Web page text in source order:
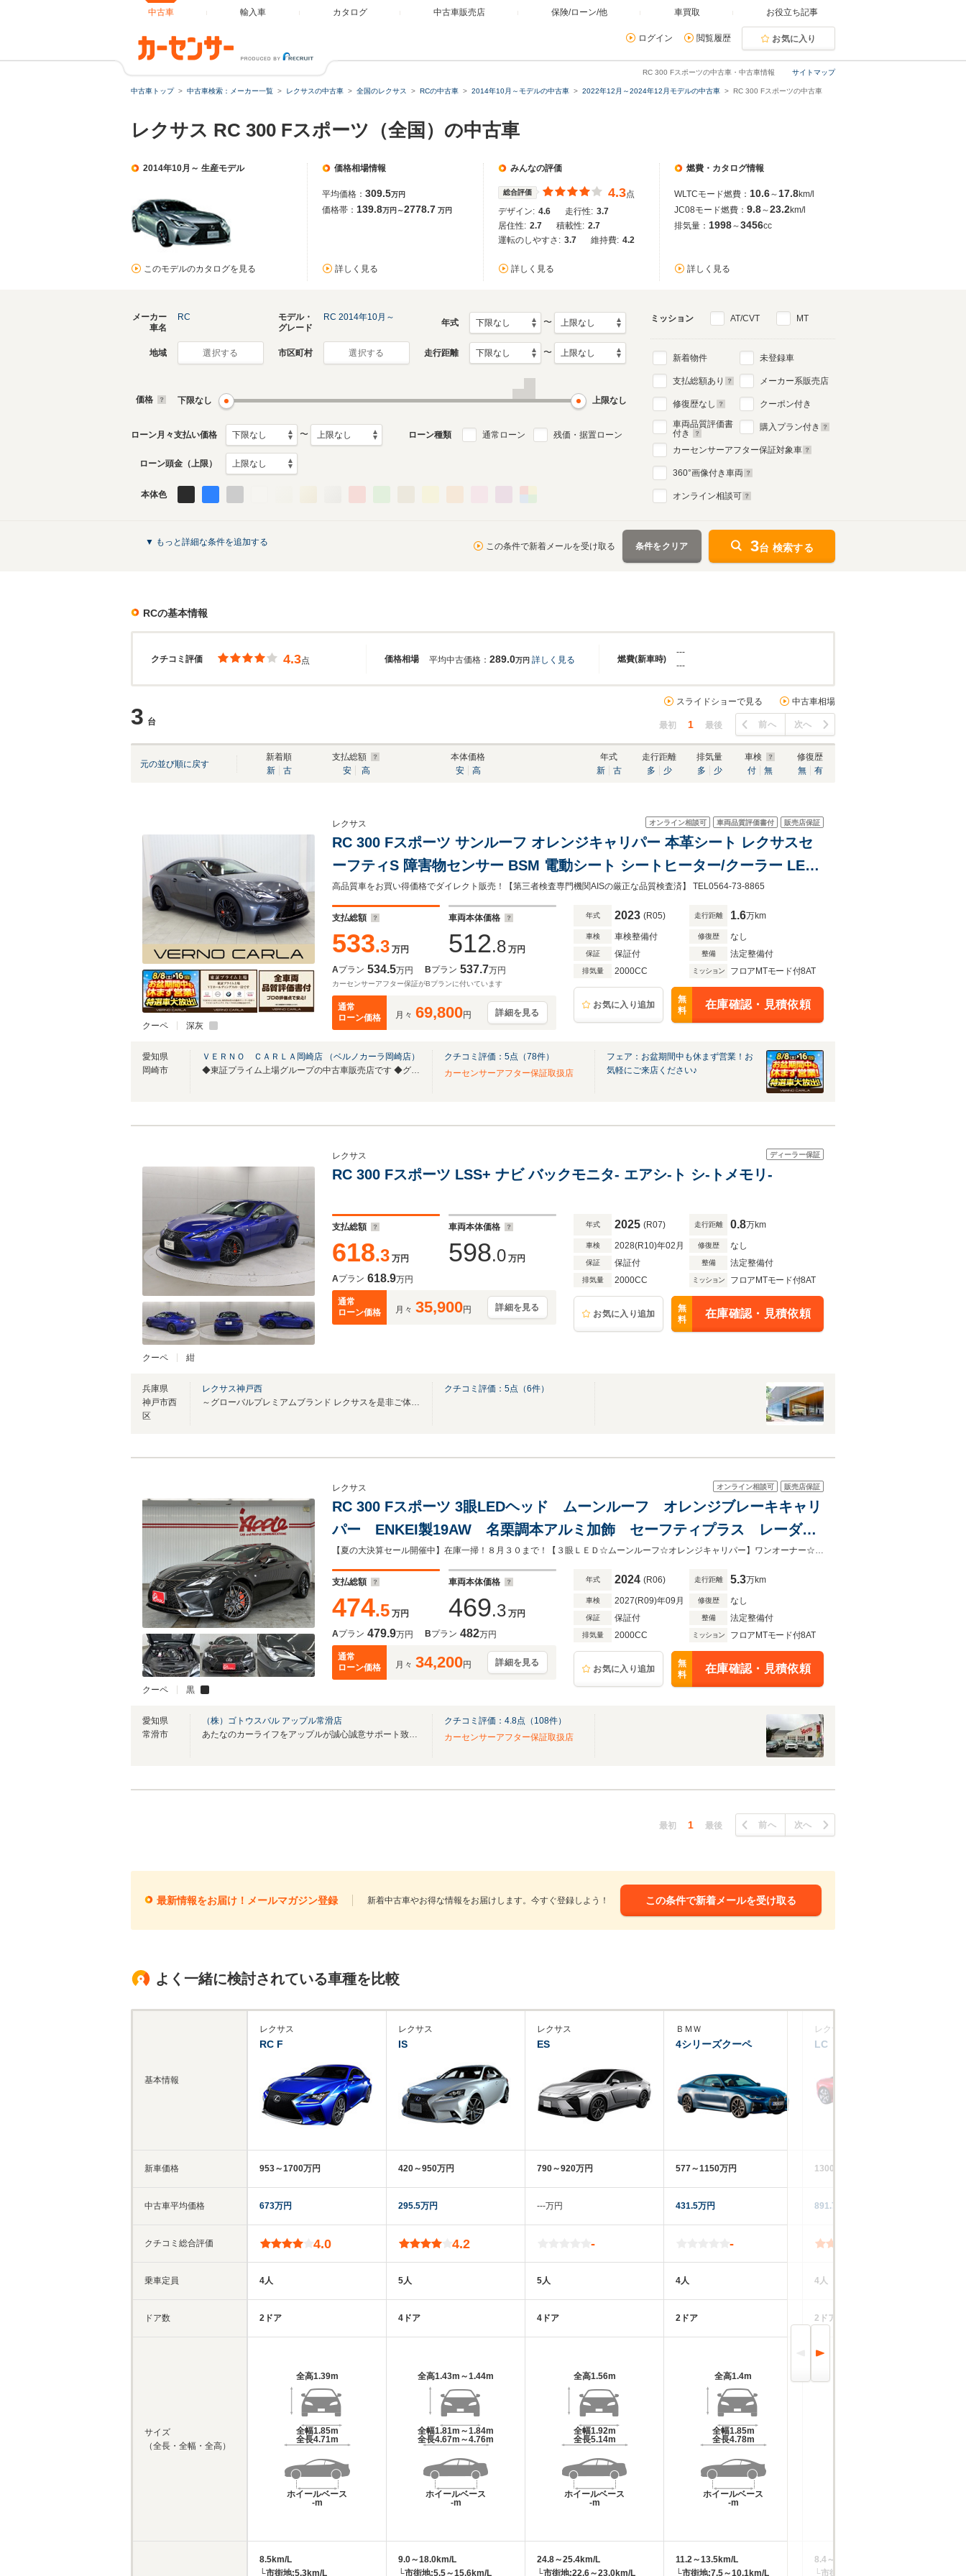
中古車 輸入車 カタログ 中古車販売店 保険/ローン/他 車買取 お役立ち記事
ログイン 閲覧履歴 お気に入り
サイトマップ
RC 300 Fスポーツの中古車・中古車情報
中古車トップ 中古車検索：メーカー一覧 レクサスの中古車 全国のレクサス RCの中古車 2014年10月～モデルの中古車 2022年12月～2024年12月モデルの中古車 RC 300 Fスポーツの中古車
レクサス RC 300 Fスポーツ（全国）の中古車
2014年10月～ 生産モデル
このモデルのカタログを見る
価格相場情報
平均価格： 309.5万円
価格帯： 139.8万円～2778.7 万円
詳しく見る
みんなの評価
総合評価 4.3点
デザイン: 4.6 走行性: 3.7
居住性: 2.7 積載性: 2.7
運転のしやすさ: 3.7 維持費: 4.2
詳しく見る
燃費・カタログ情報
WLTCモード燃費： 10.6～ 17.8km/l
JC08モード燃費： 9.8～23.2km/l
排気量： 1998～3456cc
詳しく見る
メーカー
車名
RC
モデル・
グレード
RC 2014年10月～
年式 〜
地域 選択する 市区町村 選択する 走行距離 〜
価格 下限なし 上限なし
ローン月々支払い価格 〜 ローン種類 通常ローン 残価・据置ローン
ローン頭金（上限）
本体色
ミッション AT/CVT MT
新着物件
支払総額あり
修復歴なし
車両品質評価書
付き
未登録車
メーカー系販売店
クーポン付き
購入プラン付き
カーセンサーアフター保証対象車
360°画像付き車両
オンライン相談可
▼ もっと詳細な条件を追加する この条件で新着メールを受け取る 条件をクリア 3台 検索する
RCの基本情報
クチコミ評価 価格相場 燃費(新車時)
4.3点 平均中古価格： 289.0万円 詳しく見る
---
---
3 台
スライドショーで見る 中古車相場
最初 1 最後 前へ 次へ
元の並び順に戻す
新着順
新
古
支払総額
安
高
本体価格
安
高
年式
新
古
走行距離
多
少
排気量
多
少
車検
付
無
修復歴
無
有
クーペ 深灰
オンライン相談可 車両品質評価書付 販売店保証
レクサス
RC 300 Fスポーツ サンルーフ オレンジキャリパー 本革シート レクサスセ
ーフティS 障害物センサー BSM 電動シート シートヒーター/クーラー LED
ライト スマートキー 純正AW 純正ナビ Bカメラ フルセグTV DVD
Bluetooth ETC ドラレコ
高品質車をお買い得価格でダイレクト販売！【第三者検査専門機関AISの厳正な品質検査済】 TEL0564-73-8865
支払総額
533.3 万円
車両本体価格
512.8 万円
Aプラン 534.5万円 Bプラン 537.7万円
カーセンサーアフター保証がBプランに付いています
通常
ローン価格
月々 69,800円 詳細を見る
年式 2023 (R05) 走行距離 1.6万km
車検 車検整備付 修復歴 なし
保証 保証付 整備 法定整備付
排気量 2000CC ミッション フロアMTモード付8AT
お気に入り追加
無
料
在庫確認・見積依頼
愛知県
岡崎市
ＶＥＲＮＯ ＣＡＲＬＡ岡崎店 （ベルノカーラ岡崎店）
◆東証プライム上場グループの中古車販売店です ◆グループ5店舗 総在庫500台！
クチコミ評価： 5点（78件）
カーセンサーアフター保証取扱店
フェア：お盆期間中も休まず営業！お
気軽にご来店ください♪
クーペ 紺
ディーラー保証
レクサス
RC 300 Fスポーツ LSS+ ナビ バックモニタ- エアシ-ト シ-トメモリ-
支払総額
618.3 万円
車両本体価格
598.0 万円
Aプラン 618.9万円
通常
ローン価格
月々 35,900円 詳細を見る
年式 2025 (R07) 走行距離 0.8万km
車検 2028(R10)年02月 修復歴 なし
保証 保証付 整備 法定整備付
排気量 2000CC ミッション フロアMTモード付8AT
お気に入り追加
無
料
在庫確認・見積依頼
兵庫県
神戸市西
区
レクサス神戸西
～グローバルプレミアムブランド レクサスを是非ご体感下さい。～
クチコミ評価： 5点（6件）
クーペ 黒
オンライン相談可 販売店保証
レクサス
RC 300 Fスポーツ 3眼LEDヘッド ムーンルーフ オレンジブレーキキャリ
パー ENKEI製19AW 名栗調本アルミ加飾 セーフティプラス レーダー
クルーズ BSM 純正10.3インチナビ 赤革シート 1オーナー 禁煙車
【夏の大決算セール開催中】在庫一掃！８月３０まで！【３眼ＬＥＤ☆ムーンルーフ☆オレンジキャリパー】ワンオーナー☆禁煙車♪
支払総額
474.5 万円
車両本体価格
469.3 万円
Aプラン 479.9万円 Bプラン 482万円
通常
ローン価格
月々 34,200円 詳細を見る
年式 2024 (R06) 走行距離 5.3万km
車検 2027(R09)年09月 修復歴 なし
保証 保証付 整備 法定整備付
排気量 2000CC ミッション フロアMTモード付8AT
お気に入り追加
無
料
在庫確認・見積依頼
愛知県
常滑市
（株）ゴトウスバル アップル常滑店
あたなのカーライフをアップルが誠心誠意サポート致します！
クチコミ評価： 4.8点（ 108件）
カーセンサーアフター保証取扱店
最初 1 最後 前へ 次へ
最新情報をお届け！メールマガジン登録 新着中古車やお得な情報をお届けします。今すぐ登録しよう！ この条件で新着メールを受け取る
よく一緒に検討されている車種を比較
基本情報
新車価格
中古車平均価格
クチコミ総合評価
乗車定員
ドア数
サイズ
（全長・全幅・全高）
レクサス
RC F
953～1700万円
673万円
4.0
4人
2ドア
全高1.39m
全幅1.85m
全長4.71m
ホイールベース
-m
8.5km/L
└市街地:5.3km/L
レクサス
IS
420～950万円
295.5万円
4.2
5人
4ドア
全高1.43m～1.44m
全幅1.81m～1.84m
全長4.67m～4.76m
ホイールベース
-m
9.0～18.0km/L
└市街地:5.5～15.6km/L
レクサス
ES
790～920万円
‐‐‐万円
-
5人
4ドア
全高1.56m
全幅1.92m
全長5.14m
ホイールベース
-m
24.8～25.4km/L
└市街地:22.6～23.0km/L
ＢＭＷ
4シリーズクーペ
577～1150万円
431.5万円
-
4人
2ドア
全高1.4m
全幅1.85m
全長4.78m
ホイールベース
-m
11.2～13.5km/L
└市街地:7.5～10.1km/L
レクサス
LC
1300～1780万円
891.7万円
4人
2ドア
8.4～14.4km/L
└市街地:5.0～11.4km/L